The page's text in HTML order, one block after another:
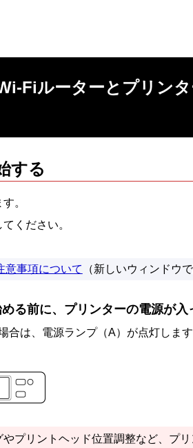
Fiルーターと プリン
する
。
ください。
意事項について （新しいウィンドウ
る前に、 プリンターの電源が入
合は、 電源ランプ（A）が点灯します
やプリントヘッド位置調整など、 プ